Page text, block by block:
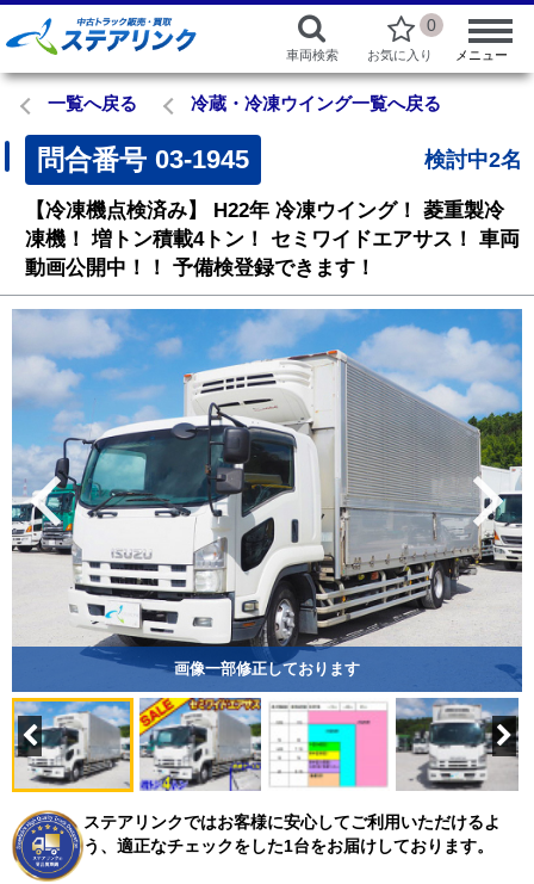
車両検索
0
お気に入り メニュー
一覧へ戻る 冷蔵・冷凍ウイング一覧へ戻る
問合番号 03-1945 検討中2名
【冷凍機点検済み】 H22年 冷凍ウイング！
菱重製冷
凍機！
増トン積載4トン！ セミワイドエアサス！
車両
動画公開中！！
予備検登録できます！
画像一部修正しております
ステアリンクではお客様に安心してご利用いただけるよ
う、適正なチェックをした1台をお届けしております。